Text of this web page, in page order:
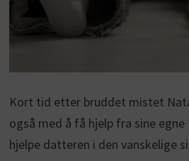
Kort tid etter bruddet mistet
også med å få hjelp fra sine
hjelpe datteren i den vanskelige